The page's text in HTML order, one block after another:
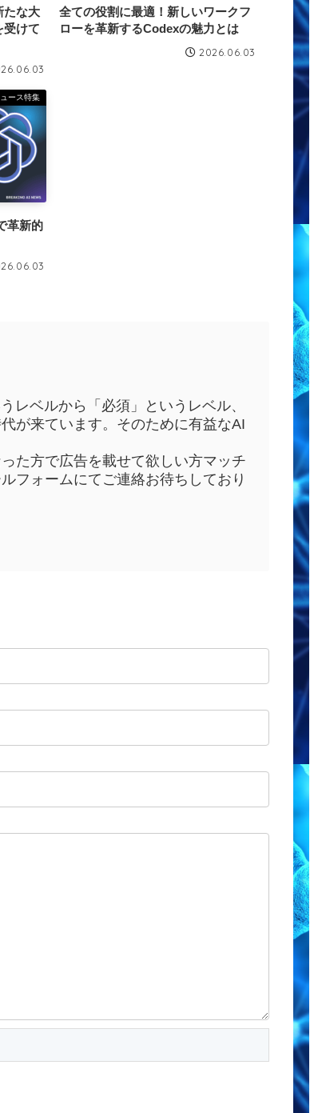
たな大
けて
全ての役割に最適！新しいワークフ
ローを革新するCodexの魅力とは
2026.06.03
ース特集
革新的
レベルから「必須」というレベル、
が来ています。そのために有益なAI
た方で広告を載せて欲しい方マッチ
フォームにてご連絡お待ちしており